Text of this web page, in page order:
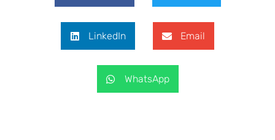
LinkedIn Email
WhatsApp